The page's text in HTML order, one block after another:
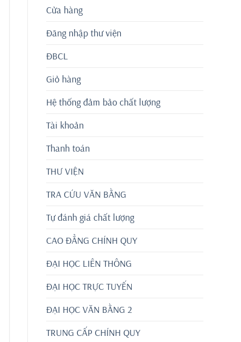
Cửa hàng
Đăng nhập thư viện
ĐBCL
Giỏ hàng
Hệ thống đảm bảo chất lượng
Tài khoản
Thanh toán
THƯ VIỆN
TRA CỨU VĂN BẰNG
Tự đánh giá chất lượng
CAO ĐẲNG CHÍNH QUY
ĐẠI HỌC LIÊN THÔNG
ĐẠI HỌC TRỰC TUYẾN
ĐẠI HỌC VĂN BẰNG 2
TRUNG CẤP CHÍNH QUY